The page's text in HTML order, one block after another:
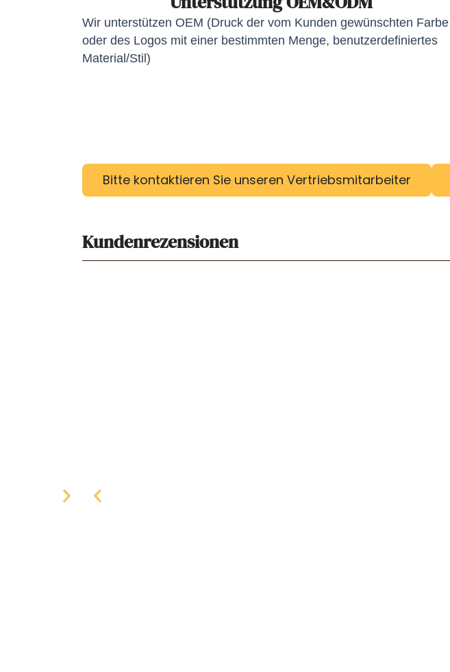
Wir unterstützen OEM (Druck der vom Kunden gewünschten Farbe
oder des Logos mit einer bestimmten Menge, benutzerdefiniertes
Material/Stil)
Bitte kontaktieren Sie unseren Vertriebsmitarbeiter
Kundenrezensionen